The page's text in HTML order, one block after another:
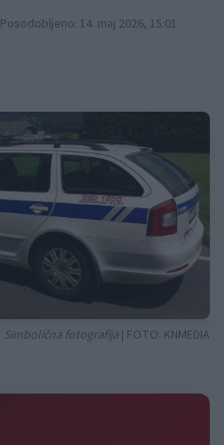
Posodobljeno: 14. maj 2026, 15:01
Simbolična fotografija | FOTO: KNMEDIA